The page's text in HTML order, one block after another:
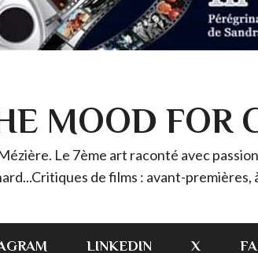
MOOD FOR
Le 7ème art raconté avec
de films : avant-
LINKEDIN X